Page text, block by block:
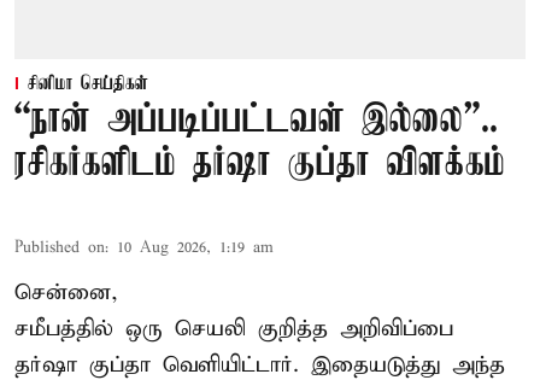
சினிமா செய்திகள்
“நான் அப்படிப்பட்டவள் இல்லை”..
ரசிகர்களிடம் தர்ஷா குப்தா விளக்கம்
Published on: 10 Aug 2026, 1:19 am
சென்னை,
சமீபத்தில் ஒரு செயலி குறித்த அறிவிப்பை
தர்ஷா குப்தா வெளியிட்டார். இதையடுத்து அந்த